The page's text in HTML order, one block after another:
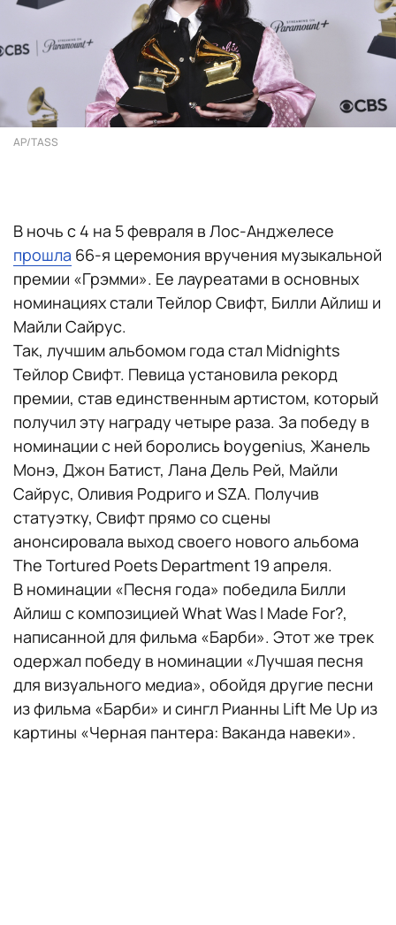
AP/TASS
В ночь с 4 на 5 февраля в Лос-Анджелесе
прошла 66-я церемония вручения музыкальной
премии «Грэмми». Ее лауреатами в основных
номинациях стали Тейлор Свифт, Билли Айлиш и
Майли Сайрус.
Так, лучшим альбомом года стал Midnights
Тейлор Свифт. Певица установила рекорд
премии, став единственным артистом, который
получил эту награду четыре раза. За победу в
номинации с ней боролись boygenius, Жанель
Монэ, Джон Батист, Лана Дель Рей, Майли
Сайрус, Оливия Родриго и SZA. Получив
статуэтку, Свифт прямо со сцены
анонсировала выход своего нового альбома
The Tortured Poets Department 19 апреля.
В номинации «Песня года» победила Билли
Айлиш с композицией What Was I Made For?,
написанной для фильма «Барби». Этот же трек
одержал победу в номинации «Лучшая песня
для визуального медиа», обойдя другие песни
из фильма «Барби» и сингл Рианны Lift Me Up из
картины «Черная пантера: Ваканда навеки».